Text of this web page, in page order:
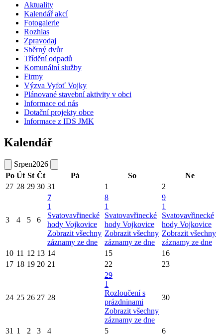
Aktuality
Kalendář akcí
Fotogalerie
Rozhlas
Zpravodaj
Sběrný dvůr
Třídění odpadů
Komunální služby
Firmy
Výzva Vyfoť Vojky
Plánované stavební aktivity v obci
Informace od nás
Dotační projekty obce
Informace z IDS JMK
Kalendář
Srpen2026
Po Út St Čt Pá So
Ne
27 28 29 30 31 1 2
3 4 5 6
7
1
Svatovavřinecké
hody Vojkovice
Zobrazit všechny
záznamy ze dne
8
1
Svatovavřinecké
hody Vojkovice
Zobrazit všechny
záznamy ze dne
9
1
Svatovavřinecké
hody Vojkovice
Zobrazit všechny
záznamy ze dne
10 11 12 13 14 15
16
17 18 19 20 21 22 23
24 25 26 27 28
29
1
Rozloučení s
prázdninami
Zobrazit všechny
záznamy ze dne
30
31 1 2 3 4 5 6